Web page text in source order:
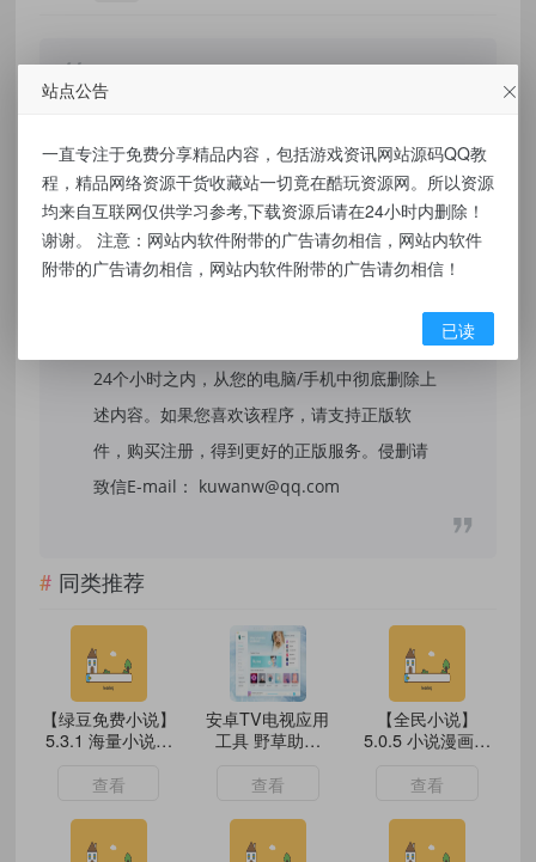
本站提供的资源，都来自网络，版权争议与本
站无关，所有内容及软件的文章仅限用于学习
和研究目的。不得将上述内容用于商业或者非
法用途，否则，一切后果请用户自负，我们不
保证内容的长久可用性，通过使用本站内容随
之而来的风险与本站无关，您必须在下载后的
24个小时之内，从您的电脑/手机中彻底删除上
述内容。如果您喜欢该程序，请支持正版软
件，购买注册，得到更好的正版服务。侵删请
致信E-mail： kuwanw@qq.com
同类推荐
【绿豆免费小说】
5.3.1 海量小说免
查看
安卓TV电视应用
工具 野草助手
查看
【全民小说】
5.0.5 小说漫画二
查看
站点公告
一直专注于免费分享精品内容，包括游戏资讯网站源码QQ教
程，精品网络资源干货收藏站一切竟在酷玩资源网。所以资源
均来自互联网仅供学习参考,下载资源后请在24小时内删除！
谢谢。 注意：网站内软件附带的广告请勿相信，网站内软件
附带的广告请勿相信，网站内软件附带的广告请勿相信！
已读